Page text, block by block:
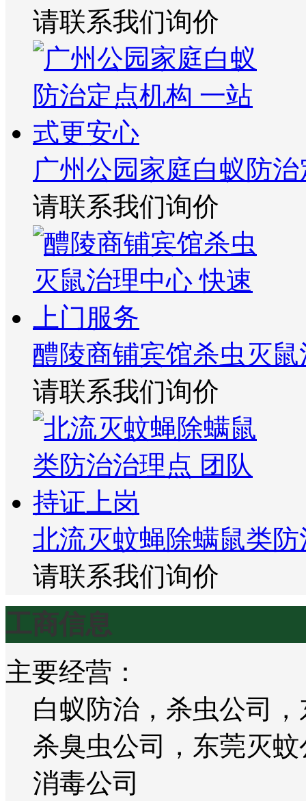
请联系我们询价
广州公园家庭白蚁防
请联系我们询价
醴陵商铺宾馆杀虫灭
请联系我们询价
北流灭蚊蝇除螨鼠类
请联系我们询价
工商信息
主要经营：
白蚁防治，杀虫公司
杀臭虫公司，东莞灭
消毒公司